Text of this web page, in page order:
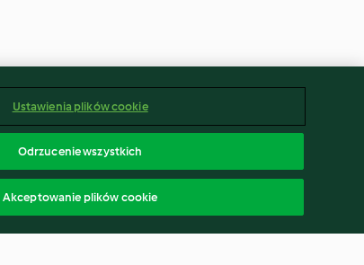
Ustawienia plików cookie
Odrzucenie wszystkich
Akceptowanie plików cookie